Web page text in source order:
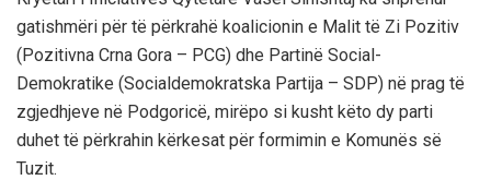
gatishmëri për të përkrahë koalicionin e Malit të Zi Pozitiv
(Pozitivna Crna Gora – PCG) dhe Partinë Social-
Demokratike (Socialdemokratska Partija – SDP) në prag të
zgjedhjeve në Podgoricë, mirëpo si kusht këto dy parti
duhet të përkrahin kërkesat për formimin e Komunës së
Tuzit.